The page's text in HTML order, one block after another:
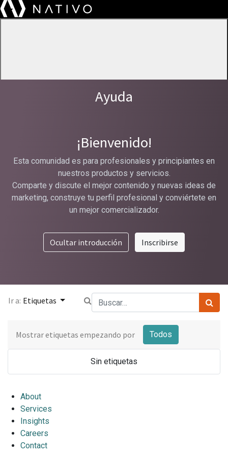
About
Services
Insights
Ayuda
¡Bienvenido!
Esta comunidad es para profesionales y principiantes en
nuestros productos y servicios.
Comparte y discute el mejor contenido y nuevas ideas de
marketing, construye tu perfil profesional y conviértete en
un mejor comercializador.
Ocultar introducción Inscribirse
Ir a: Etiquetas
Mostrar etiquetas empezando por Todos
Sin etiquetas
About
Services
Insights
Careers
Contact